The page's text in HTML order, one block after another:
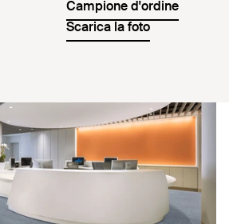
Campione d'ordine
Scarica la foto